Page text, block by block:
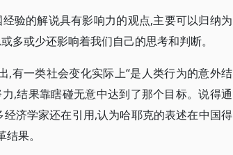
验的解说具有影响力的观点,主要可以归纳为
多或少还影响着我们自己的思考和判断。
,有一类社会变化实际上“是人类行为的意外结
,结果靠瞎碰无意中达到了那个目标。说得通
济学家还在引用,认为哈耶克的表述在中国得
果。